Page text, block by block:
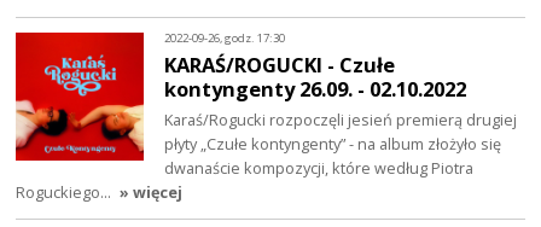
2022-09-26, godz. 17:30
KARAŚ/ROGUCKI - Czułe
kontyngenty 26.09. - 02.10.2022
Karaś/Rogucki rozpoczęli jesień premierą drugiej
płyty „Czułe kontyngenty” - na album złożyło się
dwanaście kompozycji, które według Piotra
Roguckiego… » więcej